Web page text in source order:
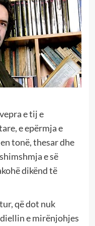
e tij e
e epërmja e
tonë, thesar dhe
e së
dikënd të
që dot nuk
e mirënjohjes